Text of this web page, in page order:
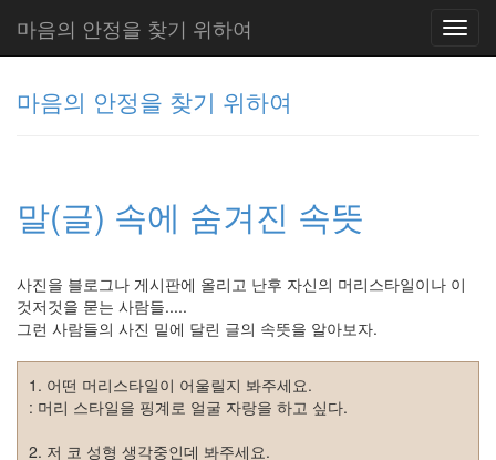
마음의 안정을 찾기 위하여
마음의 안정을 찾기 위하여
말(글) 속에 숨겨진 속뜻
사진을 블로그나 게시판에 올리고 난후 자신의 머리스타일이나 이
것저것을 묻는 사람들.....
그런 사람들의 사진 밑에 달린 글의 속뜻을 알아보자.
1. 어떤 머리스타일이 어울릴지 봐주세요.
: 머리 스타일을 핑계로 얼굴 자랑을 하고 싶다.
2. 저 코 성형 생각중인데 봐주세요.
움
(복
자
주)
Cloud